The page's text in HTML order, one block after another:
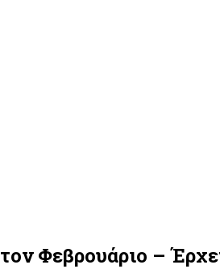
Φεβρουάριο –